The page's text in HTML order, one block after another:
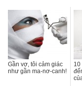
Gần vợ, tôi cảm giác
như gần ma-nơ-canh!
10